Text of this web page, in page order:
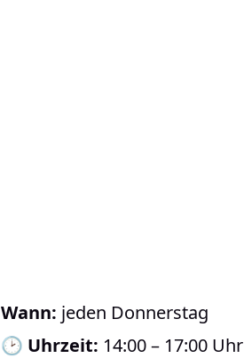
Wann: jeden Donnerstag
🕑 Uhrzeit: 14:00 – 17:00 Uhr